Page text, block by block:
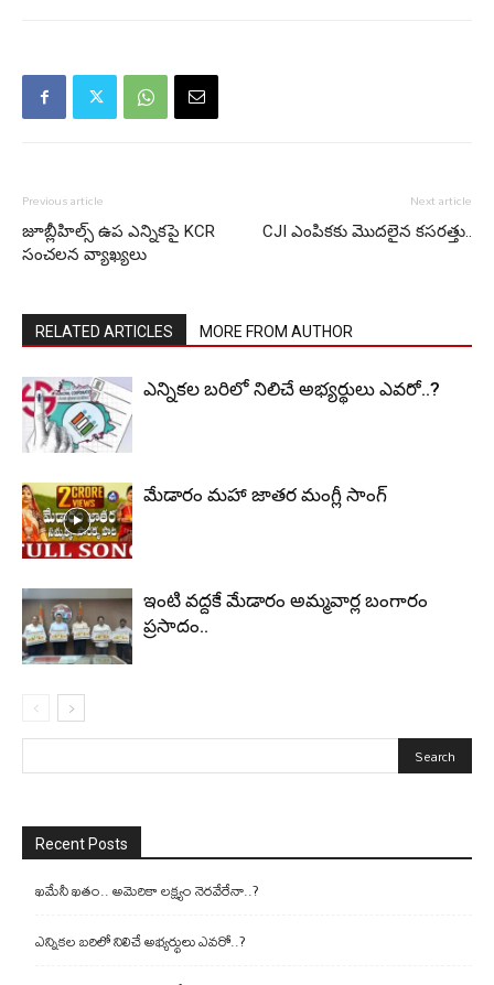
Previous article
జూబ్లీహిల్స్ ఉప ఎన్నికపై KCR
సంచలన వ్యాఖ్యలు
Next article
CJI ఎంపికకు మొదలైన కసరత్తు..
RELATED ARTICLES MORE FROM AUTHOR
ఎన్నికల బరిలో నిలిచే అభ్యర్థులు ఎవరో..?
మేడారం మహా జాతర మంగ్లీ సాంగ్
ఇంటి వద్దకే మేడారం అమ్మవార్ల బంగారం
ప్రసాదం..
Recent Posts
ఖమేనీ ఖతం.. అమెరికా లక్ష్యం నెరవేరేనా..?
ఎన్నికల బరిలో నిలిచే అభ్యర్థులు ఎవరో..?